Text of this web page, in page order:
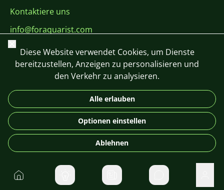
Kontaktiere uns
info@foraquarist.com
+420 603 449 602
DE
© 2026 For Aquarist
Startseite
Schließen
Diese Website verwendet Cookies, um Dienste
bereitzustellen, Anzeigen zu personalisieren und
den Verkehr zu analysieren.
Alle erlauben
Optionen einstellen
Ablehnen